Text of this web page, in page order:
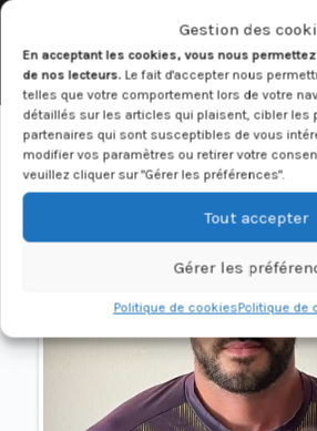
Gestion des
En acceptant les cookies, vous nous
de nos lecteurs. Le fait d'accepter nous
telles que votre comportement lors de votre
détaillés sur les articles qui plaisent, cibler les
partenaires qui sont susceptibles de vous
modifier vos paramètres ou retirer votre
veuillez cliquer sur "Gérer les préférences".
Tout accepter
Gérer les
Politique de cookiesPolitique de